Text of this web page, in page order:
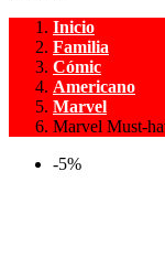
Inicio
Familia
Cómic
Americano
Marvel
Marvel Must-
-5%